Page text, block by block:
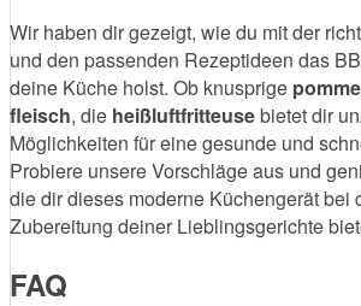
Wir haben dir gezeigt, wie du mit der
und den passenden Rezeptideen das
deine Küche holst. Ob knusprige
fleisch, die heißluftfritteusebietet dir
Möglichkeiten für eine gesunde und
Probiere unsere Vorschläge aus und
die dir dieses moderne Küchengerät bei
Zubereitung deiner Lieblingsgerichte
FAQ